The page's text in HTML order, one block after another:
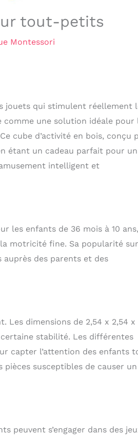
tout-petits
Montessori
jouets qui stimulent réellement
comme une solution idéale pour
cube d’activité en bois, conçu
étant un cadeau parfait pour un
intelligent et
les enfants de 36 mois à 10
motricité fine. Sa popularité sur
auprès des parents et des
Les dimensions de 2,54 x 2,54 x
stabilité. Les différentes
capter l’attention des enfants
susceptibles de causer un
peuvent s’engager dans des